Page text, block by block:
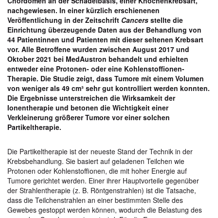
nachgewiesen. In einer kürzlich erschienenen
Veröffentlichung in der Zeitschrift Cancers stellte die
Einrichtung überzeugende Daten aus der Behandlung von
44 Patientinnen und Patienten mit dieser seltenen Krebsart
vor. Alle Betroffene wurden zwischen August 2017 und
Oktober 2021 bei MedAustron behandelt und erhielten
entweder eine Protonen- oder eine Kohlenstoffionen-
Therapie. Die Studie zeigt, dass Tumore mit einem Volumen
von weniger als 49 cm³ sehr gut kontrolliert werden konnten.
Die Ergebnisse unterstreichen die Wirksamkeit der
Ionentherapie und betonen die Wichtigkeit einer
Verkleinerung größerer Tumore vor einersolchen
Partikeltherapie.
Die Partikeltherapie ist der neueste Stand der Technik in der
Krebsbehandlung. Sie basiert auf geladenen Teilchen wie
Protonen oder Kohlenstoffionen, die mit hoher Energie auf
Tumore gerichtet werden. Einer ihrer Hauptvorteile gegenüber
der Strahlentherapie (z. B. Röntgenstrahlen) ist die Tatsache,
dass die Teilchenstrahlen an einer bestimmten Stelle des
Gewebes gestoppt werden können, wodurch die Belastung des